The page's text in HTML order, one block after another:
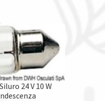
24 V 10 W